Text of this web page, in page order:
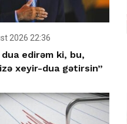
2026 22:36
dua edirəm ki, bu,
xeyir-dua gətirsin”